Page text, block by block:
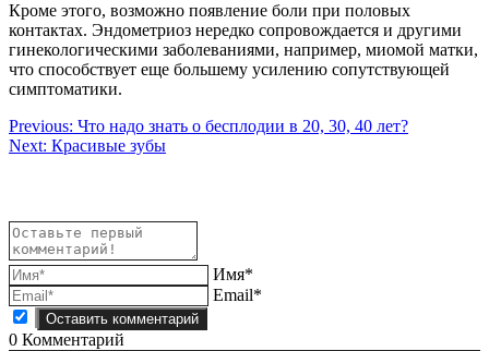
Кроме этого, возможно появление боли при половых
контактах. Эндометриоз нередко сопровождается и другими
гинекологическими заболеваниями, например, миомой матки,
что способствует еще большему усилению сопутствующей
симптоматики.
Навигация
по
Previous: Что надо знать о бесплодии в 20, 30, 40 лет?
Next: Красивые зубы
Имя*
Email*
0 Комментарий